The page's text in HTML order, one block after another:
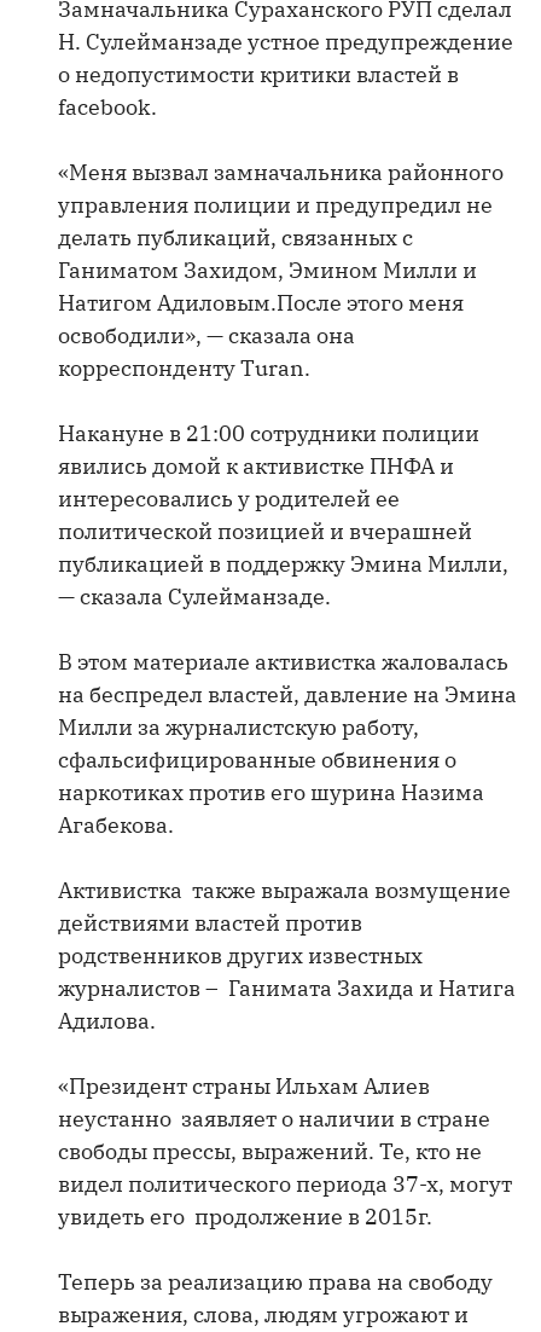
Замначальника Сураханского РУП сделал
Н. Сулейманзаде устное предупреждение
о недопустимости критики властей в
facebook.
«Меня вызвал замначальника районного
управления полиции и предупредил не
делать публикаций, связанных с
Ганиматом Захидом, Эмином Милли и
Натигом Адиловым.После этого меня
освободили», — сказала она
корреспонденту Turan.
Накануне в 21:00 сотрудники полиции
явились домой к активистке ПНФА и
интересовались у родителей ее
политической позицией и вчерашней
публикацией в поддержку Эмина Милли,
— сказала Сулейманзаде.
В этом материале активистка жаловалась
на беспредел властей, давление на Эмина
Милли за журналистскую работу,
сфальсифицированные обвинения о
наркотиках против его шурина Назима
Агабекова.
Активистка также выражала возмущение
действиями властей против
родственников других известных
журналистов – Ганимата Захида и Натига
Адилова.
«Президент страны Ильхам Алиев
неустанно заявляет о наличии в стране
свободы прессы, выражений. Те, кто не
видел политического периода 37-х, могут
увидеть его продолжение в 2015г.
Теперь за реализацию права на свободу
выражения, слова, людям угрожают и